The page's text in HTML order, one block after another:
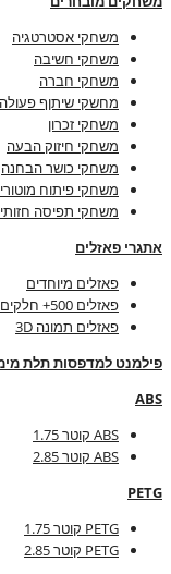
משחקי אסטרטגיה
משחקי חשיבה
משחקי חברה
מחשקי שיתןף פעולה
משחקי זכרון
משחקי חיזוק הבעה
משחקי כושר הבחנה
משחקי פיתוח
משחקי תפיסה
אתגרי פאזלים
פאזלים מיוחדים
פאזלים 500+ חלקים
פאזלים תמונה 3D
פילמנט למדפסות תלת
ABS
ABS קוטר 1.75
ABS קוטר 2.85
PETG
PETG קוטר 1.75
PETG קוטר 2.85